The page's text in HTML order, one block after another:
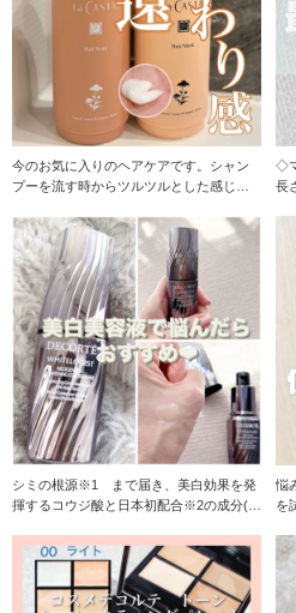
今のお気に入りのヘアケアです。シャン
プーを流す時からツルツルとした感じが
◇
長
シミの根源※1 まで届き、美白効果を発
揮するコウジ酸と日本初配合※2の成分(ナ
悩
を